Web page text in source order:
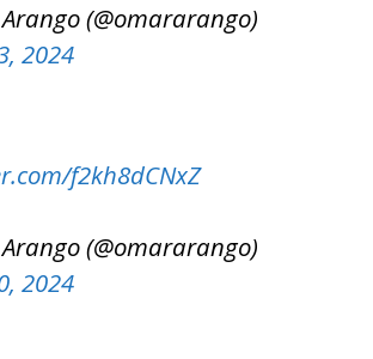
(@omararango)
2024
f2kh8dCNxZ
(@omararango)
2024